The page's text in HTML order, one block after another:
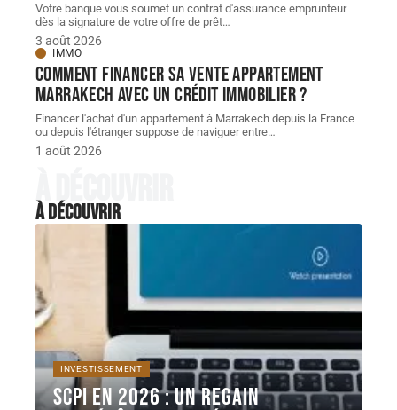
Votre banque vous soumet un contrat d'assurance emprunteur
dès la signature de votre offre de prêt…
3 août 2026
IMMO
Comment financer sa vente appartement
Marrakech avec un crédit immobilier ?
Financer l'achat d'un appartement à Marrakech depuis la France
ou depuis l'étranger suppose de naviguer entre…
1 août 2026
À découvrir
À découvrir
INVESTISSEMENT
SCPI en 2026 : un regain